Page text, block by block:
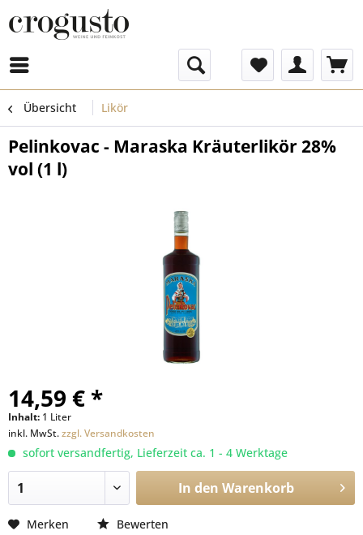
Übersicht Likör
Pelinkovac - Maraska Kräuterlikör 28%
vol (1 l)
14,59 € *
Inhalt: 1 Liter
inkl. MwSt.zzgl. Versandkosten
sofort versandfertig, Lieferzeit ca. 1 - 4 Werktage
In den Warenkorb
Merken Bewerten